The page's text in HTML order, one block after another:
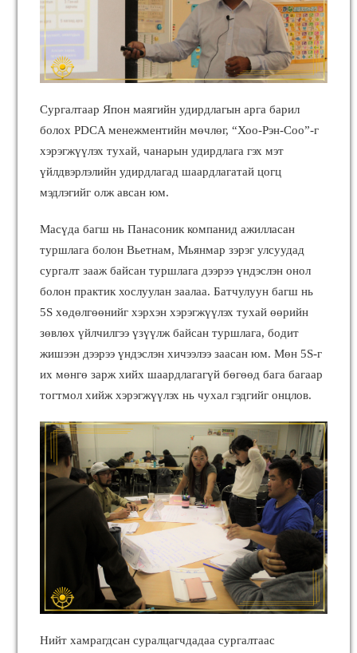
Сургалтаар Япон маягийн удирдлагын арга барил
болох PDCA менежментийн мөчлөг, “Хоо-Рэн-Соо”-г
хэрэгжүүлэх тухай, чанарын удирдлага гэх мэт
үйлдвэрлэлийн удирдлагад шаардлагатай цогц
мэдлэгийг олж авсан юм.
Масүда багш нь Панасоник компанид ажилласан
туршлага болон Вьетнам, Мьянмар зэрэг улсуудад
сургалт зааж байсан туршлага дээрээ үндэслэн онол
болон практик хослуулан заалаа. Батчулуун багш нь
5S хөдөлгөөнийг хэрхэн хэрэгжүүлэх тухай өөрийн
зөвлөх үйлчилгээ үзүүлж байсан туршлага, бодит
жишээн дээрээ үндэслэн хичээлээ заасан юм. Мөн 5S-г
их мөнгө зарж хийх шаардлагагүй бөгөөд бага багаар
тогтмол хийж хэрэгжүүлэх нь чухал гэдгийг онцлов.
Нийт хамрагдсан суралцагчдадаа сургалтаас